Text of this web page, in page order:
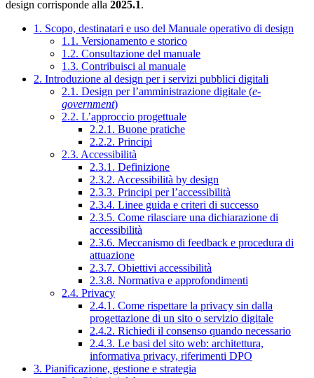
design corrisponde alla 2025.1.
1. Scopo, destinatari e uso del Manuale operativo di design
1.1. Versionamento e storico
1.2. Consultazione del manuale
1.3. Contribuisci al manuale
2. Introduzione al design per i servizi pubblici digitali
2.1. Design per l’amministrazione digitale (e-
government)
2.2. L’approccio progettuale
2.2.1. Buone pratiche
2.2.2. Principi
2.3. Accessibilità
2.3.1. Definizione
2.3.2. Accessibilità by design
2.3.3. Principi per l’accessibilità
2.3.4. Linee guida e criteri di successo
2.3.5. Come rilasciare una dichiarazione di
accessibilità
2.3.6. Meccanismo di feedback e procedura di
attuazione
2.3.7. Obiettivi accessibilità
2.3.8. Normativa e approfondimenti
2.4. Privacy
2.4.1. Come rispettare la privacy sin dalla
progettazione di un sito o servizio digitale
2.4.2. Richiedi il consenso quando necessario
2.4.3. Le basi del sito web: architettura,
informativa privacy, riferimenti DPO
3. Pianificazione, gestione e strategia